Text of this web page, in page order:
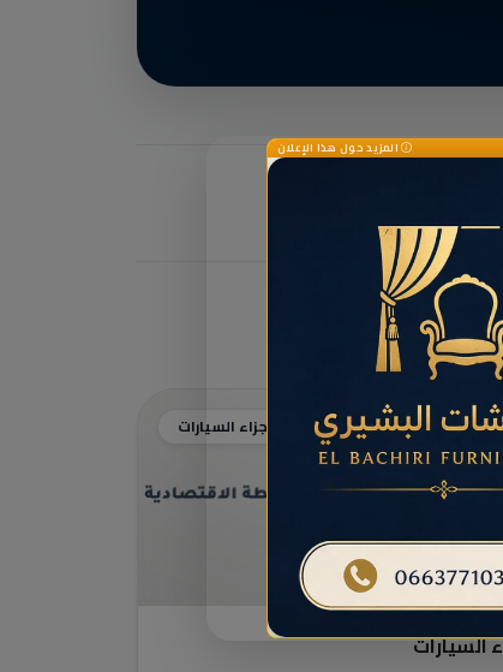
أجزاء السيارات
السيارات
المزيد حول هذا الإعلان